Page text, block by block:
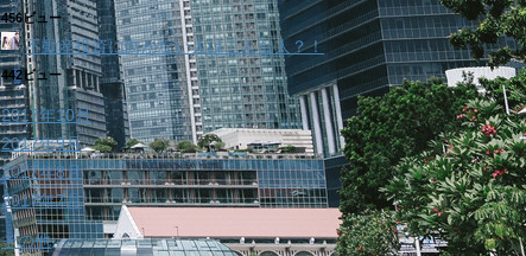
456ビュー
不動産投資に向かない人はこんな人？！
442ビュー
2017年10月
2017年9月
2017年8月
2017年7月
その他